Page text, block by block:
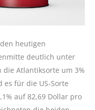
heutigen
deutlich unter
die Atlantiksorte um 3%
für die US-Sorte
auf 82,69 Dollar pro